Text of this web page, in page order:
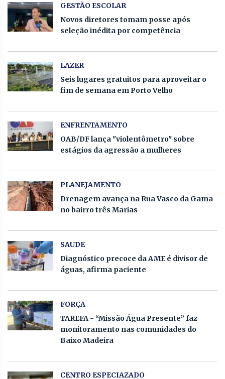
GESTÃO ESCOLAR
Novos diretores tomam posse após
seleção inédita por competência
LAZER
Seis lugares gratuitos para aproveitar o
fim de semana em Porto Velho
ENFRENTAMENTO
OAB/DF lança "violentômetro" sobre
estágios da agressão a mulheres
PLANEJAMENTO
Drenagem avança na Rua Vasco da Gama
no bairro três Marias
SAUDE
Diagnóstico precoce da AME é divisor de
águas, afirma paciente
FORÇA
TAREFA - “Missão Água Presente” faz
monitoramento nas comunidades do
Baixo Madeira
CENTRO ESPECIAZADO